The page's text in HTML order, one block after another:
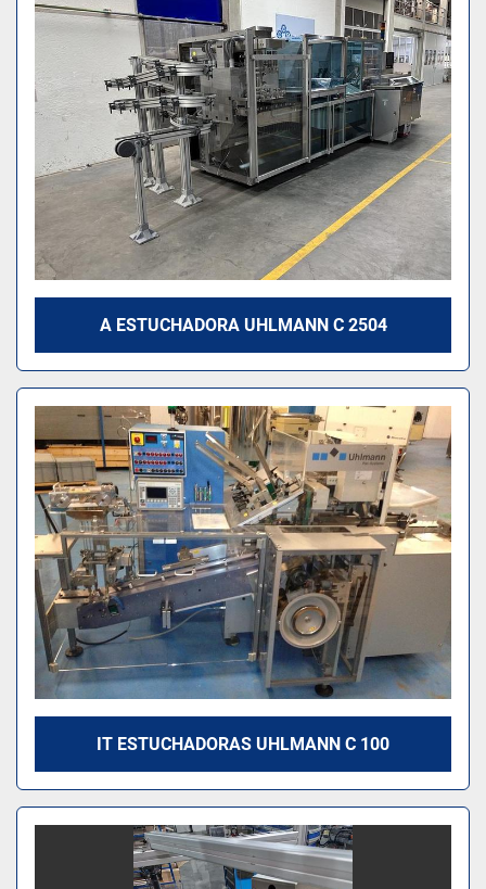
A ESTUCHADORA UHLMANN C 2504
IT ESTUCHADORAS UHLMANN C 100